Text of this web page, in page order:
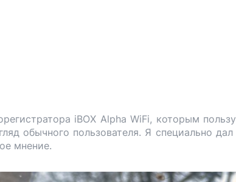
iBOX Alpha WiFi, которым
обычного пользователя. Я специально
мнение.